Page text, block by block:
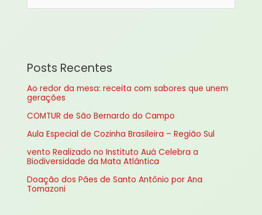
i
s
p
o
:
Posts Recentes
Ao redor da mesa: receita com sabores que unem
gerações
COMTUR de São Bernardo do Campo
Aula Especial de Cozinha Brasileira – Região Sul
vento Realizado no Instituto Auá Celebra a
Biodiversidade da Mata Atlântica
Doação dos Pães de Santo Antônio por Ana
Tomazoni